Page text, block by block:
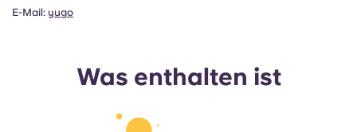
E-Mail: yugo
Was enthalten ist